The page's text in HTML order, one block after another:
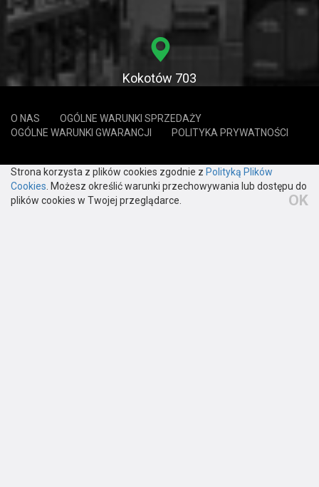
Kokotów 703
biuro@harmann.pl
O NAS
OGÓLNE WARUNKI SPRZEDAŻY
OGÓLNE WARUNKI GWARANCJI
POLITYKA PRYWATNOŚCI
Strona korzysta z plików cookies zgodnie z Polityką Plików
Cookies. Możesz określić warunki przechowywania lub dostępu do
plików cookies w Twojej przeglądarce.
OK